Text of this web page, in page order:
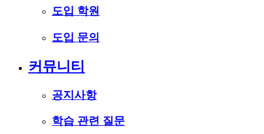
도입 학원
도입 문의
커뮤니티
공지사항
학습 관련 질문